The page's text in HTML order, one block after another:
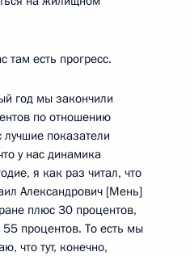
там есть прогресс.
год мы закончили
по отношению
лучшие показатели
у нас динамика
я как раз читал, что
Александрович [Мень]
плюс 30 процентов,
процентов. То есть мы
что тут, конечно,